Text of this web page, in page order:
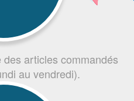
articles commandés
au vendredi).